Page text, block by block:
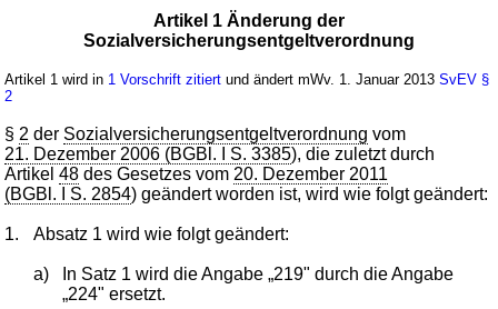
Artikel 1 Änderung der
Sozialversicherungsentgeltverordnung
Artikel 1 wird in 1 Vorschrift zitiert und ändert mWv. 1. Januar 2013SvEV §
2
§ 2 der Sozialversicherungsentgeltverordnung vom
21. Dezember 2006 (BGBl. I S. 3385), die zuletzt durch
Artikel48 des Gesetzes vom 20. Dezember 2011
(BGBl. I S. 2854) geändert worden ist, wird wie folgt geändert:
1. Absatz 1 wird wie folgt geändert:
a)
In Satz 1 wird die Angabe „219" durch die Angabe
„224" ersetzt.